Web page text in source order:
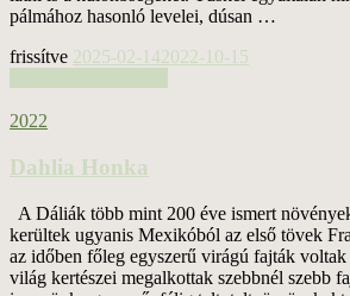
pálmához hasonló levelei, dúsan …
frissítve 2025-02-142022-10-15
2022
Dahlia Honka
A Dáliák több mint 200 éve ismert
kerültek ugyanis Mexikóból az első tövek
az időben főleg egyszerű virágú fajták voltak
világ kertészei megalkottak szebbnél szebb